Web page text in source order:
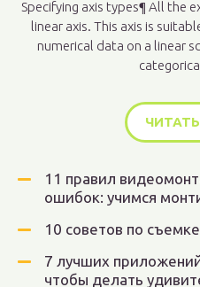
Specifying axis types¶ All the
linear axis. This axis is
numerical data on a linear
11 правил
ошибок: учимся
10 советов по
7 лучших
чтобы делать